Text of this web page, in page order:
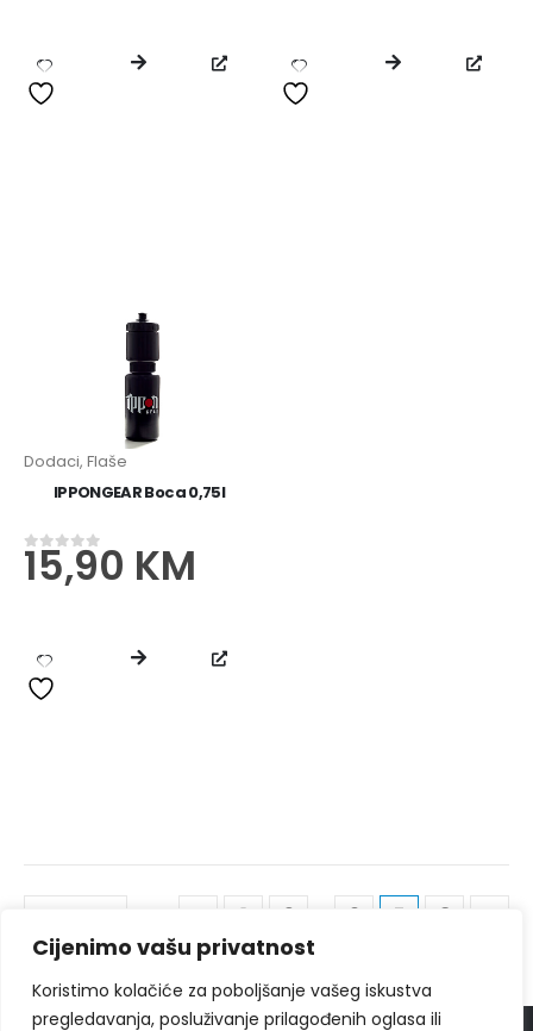
Cijenimo vašu privatnost
Koristimo kolačiće za poboljšanje vašeg iskustva
pregledavanja, posluživanje prilagođenih oglasa ili
Dodaci, Flaše
IPPONGEAR Boca 0,75l
0 od 5
15,90 KM
1 2 6 7 8